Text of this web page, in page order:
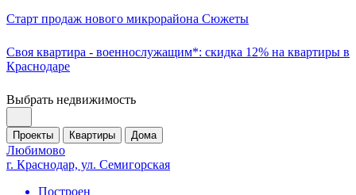
Старт продаж нового микрорайона Сюжеты
Своя квартира - военнослужащим*: скидка 12% на квартиры в
Краснодаре
Выбрать недвижимость
Проекты Квартиры Дома
Любимово
г. Краснодар, ул. Семигорская
Построен